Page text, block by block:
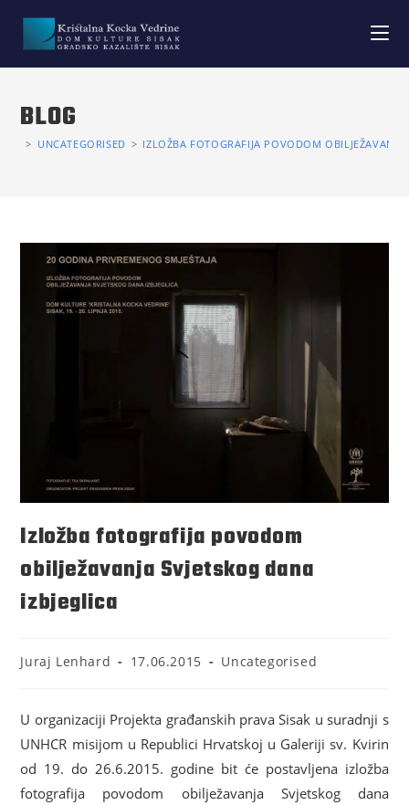
BLOG
> UNCATEGORISED > IZLOŽBA FOTOGRAFIJA POVODOM OBILJEŽAVANJA
Izložba fotografija povodom
obilježavanja Svjetskog dana
izbjeglica
Juraj Lenhard 17.06.2015 Uncategorised
U organizaciji Projekta građanskih prava Sisak u suradnji s
UNHCR misijom u Republici Hrvatskoj u Galeriji sv. Kvirin
od 19. do 26.6.2015. godine bit će postavljena izložba
fotografija povodom obilježavanja Svjetskog dana